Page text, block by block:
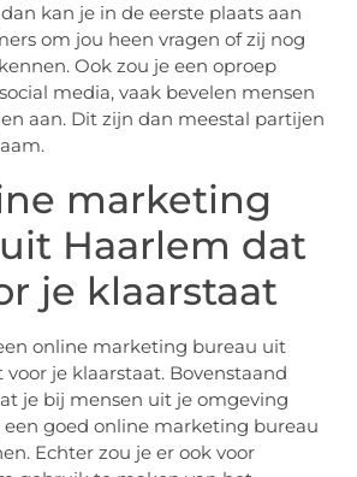
kan je in de eerste plaats aan
om jou heen vragen of zij nog
Ook zou je een oproep
media, vaak bevelen mensen
aan. Dit zijn dan meestal partijen
marketing
Haarlem dat
je klaarstaat
online marketing bureau uit
je klaarstaat. Bovenstaand
je bij mensen uit je omgeving
een goed online marketing bureau
Echter zou je er ook voor